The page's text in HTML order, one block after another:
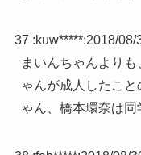
37 :kuw*****:2018/08/
まいんちゃんより
ゃんが成人したこ
ゃん、橋本環奈は同